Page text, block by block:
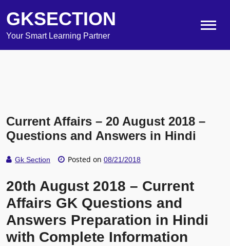
GKSECTION
Your Smart Learning Partner
Current Affairs – 20 August 2018 –
Questions and Answers in Hindi
Gk Section Posted on 08/21/2018
20th August 2018 – Current
Affairs GK Questions and
Answers Preparation in Hindi
with Complete Information